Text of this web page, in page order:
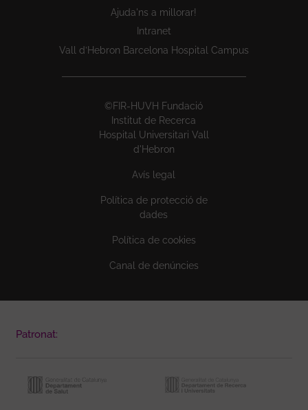
Ajuda'ns a millorar!
Intranet
Vall d’Hebron Barcelona Hospital Campus
©FIR-HUVH Fundació
Institut de Recerca
Hospital Universitari Vall
d'Hebron
Avís legal
Política de protecció de
dades
Política de cookies
Canal de denúncies
Patronat: